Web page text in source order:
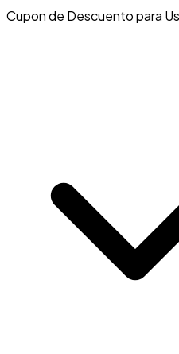
Cupon de Descuento para